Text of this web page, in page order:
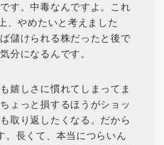
す。中毒なんですよ。これ
、やめたいと考えました
儲けられる株だったと後で
分になるんです。
嬉しさに慣れてしまってま
ょっと損するほうがショッ
取り返したくなる。だから
。長くて、本当につらいん